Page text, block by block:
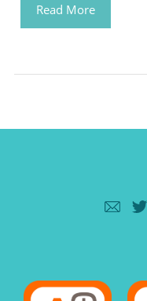
Read More